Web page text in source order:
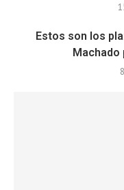
Estos son los
Machado